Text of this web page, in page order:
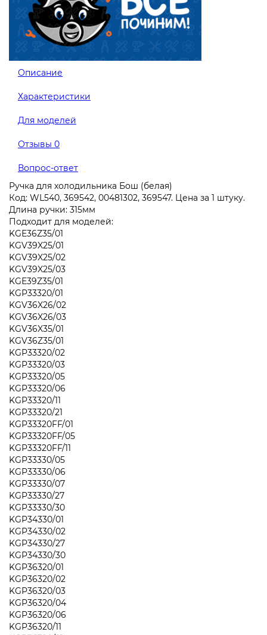
Описание
Характеристики
Для моделей
Отзывы 0
Вопрос-ответ
Ручка для холодильника Бош (белая)
Код: WL540, 369542, 00481302, 369547. Цена за 1 штуку.
Длина ручки: 315мм
Подходит для моделей:
KGE36Z35/01
KGV39X25/01
KGV39X25/02
KGV39X25/03
KGE39Z35/01
KGP33320/01
KGV36X26/02
KGV36X26/03
KGV36X35/01
KGV36Z35/01
KGP33320/02
KGP33320/03
KGP33320/05
KGP33320/06
KGP33320/11
KGP33320/21
KGP33320FF/01
KGP33320FF/05
KGP33320FF/11
KGP33330/05
KGP33330/06
KGP33330/07
KGP33330/27
KGP33330/30
KGP34330/01
KGP34330/02
KGP34330/27
KGP34330/30
KGP36320/01
KGP36320/02
KGP36320/03
KGP36320/04
KGP36320/06
KGP36320/11